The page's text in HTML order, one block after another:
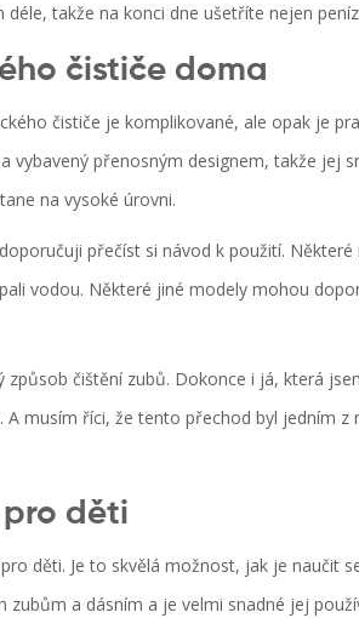
takže na konci dne ušetříte nejen
čističe doma
čističe je komplikované, ale opak je
vybavený přenosným designem, takže jej
na vysoké úrovni.
přečíst si návod k použití.
vodou. Některé jiné modely mohou
čištění zubů. Dokonce i já, která
A musím říci, že tento přechod byl jedním
děti
děti. Je to skvělá možnost, jak je naučit
zubům a dásním a je velmi snadné jej